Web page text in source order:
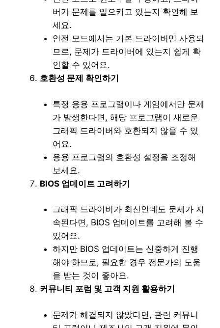
버가 문제를 일으키고 있는지 확인해 보
세요.
안전 모드에서는 기본 드라이버만 사용되
므로, 문제가 드라이버에 있는지 쉽게 확
인할 수 있어요.
호환성 문제 확인하기
특정 응용 프로그램이나 게임에서만 문제
가 발생한다면, 해당 프로그램이 새로운
그래픽 드라이버와 호환되지 않을 수 있
어요.
응용 프로그램의 호환성 설정을 조정해
보세요.
BIOS 업데이트 고려하기
그래픽 드라이버가 최신인데도 문제가 지
속된다면, BIOS 업데이트를 고려해 볼 수
있어요.
하지만 BIOS 업데이트는 신중하게 진행
해야 하므로, 필요한 경우 전문가의 도움
을 받는 것이 좋아요.
커뮤니티 포럼 및 고객 지원 활용하기
문제가 해결되지 않았다면, 관련 커뮤니